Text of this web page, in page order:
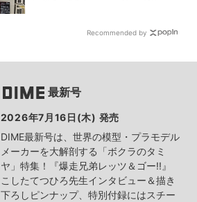
Recommended by
最新号
2026年7月16日(木) 発売
DIME最新号は、世界の模型・プラモデル
メーカーを大解剖する「ボクラのタミ
ヤ」特集！『爆走兄弟レッツ＆ゴー!!』
こしたてつひろ先生インタビュー＆描き
下ろしピンナップ、特別付録にはスチー